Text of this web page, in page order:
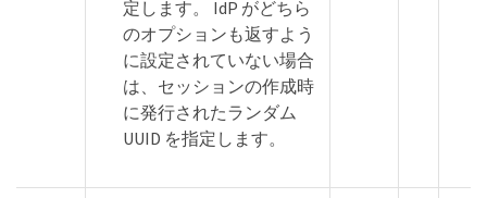
定します。 IdP がどちら
のオプションも返すよう
に設定されていない場合
は、セッションの作成時
に発行されたランダム
UUID を指定します。